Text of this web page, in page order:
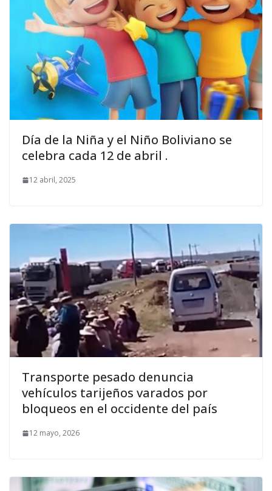
Día de la Niña y el Niño Boliviano se
celebra cada 12 de abril .
12 abril, 2025
Transporte pesado denuncia
vehículos tarijeños varados por
bloqueos en el occidente del país
12 mayo, 2026